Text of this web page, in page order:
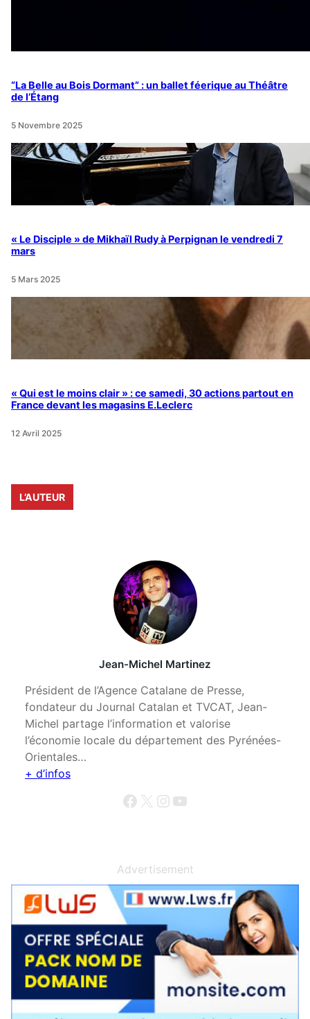
“La Belle au Bois Dormant” : un ballet féerique au Théâtre
de l’Étang
5 Novembre 2025
« Le Disciple » de Mikhaïl Rudy à Perpignan le vendredi 7
mars
5 Mars 2025
« Qui est le moins clair » : ce samedi, 30 actions partout en
France devant les magasins E.Leclerc
12 Avril 2025
L’AUTEUR
Jean-Michel Martinez
Président de l’Agence Catalane de Presse,
fondateur du Journal Catalan et TVCAT, Jean-
Michel partage l’information et valorise
l’économie locale du département des Pyrénées-
Orientales…
+ d’infos
Facebook X Instagram YouTube
Advertisement